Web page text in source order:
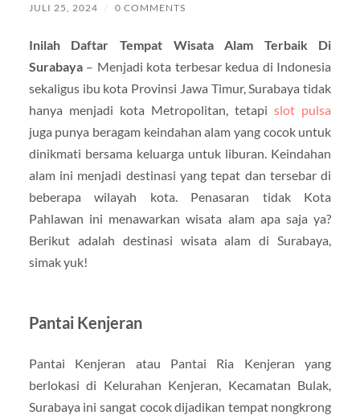
JULI 25, 2024 / 0 COMMENTS
Inilah Daftar Tempat Wisata Alam Terbaik Di
Surabaya– Menjadi kota terbesar kedua di Indonesia
sekaligus ibu kota Provinsi Jawa Timur, Surabaya tidak
hanya menjadi kota Metropolitan, tetapislot pulsa
juga punya beragam keindahan alam yang cocok untuk
dinikmati bersama keluarga untuk liburan. Keindahan
alam ini menjadi destinasi yang tepat dan tersebar di
beberapa wilayah kota. Penasaran tidak Kota
Pahlawan ini menawarkan wisata alam apa saja ya?
Berikut adalah destinasi wisata alam di Surabaya,
simak yuk!
Pantai Kenjeran
Pantai Kenjeran atau Pantai Ria Kenjeran yang
berlokasi di Kelurahan Kenjeran, Kecamatan Bulak,
Surabaya ini sangat cocok dijadikan tempat nongkrong